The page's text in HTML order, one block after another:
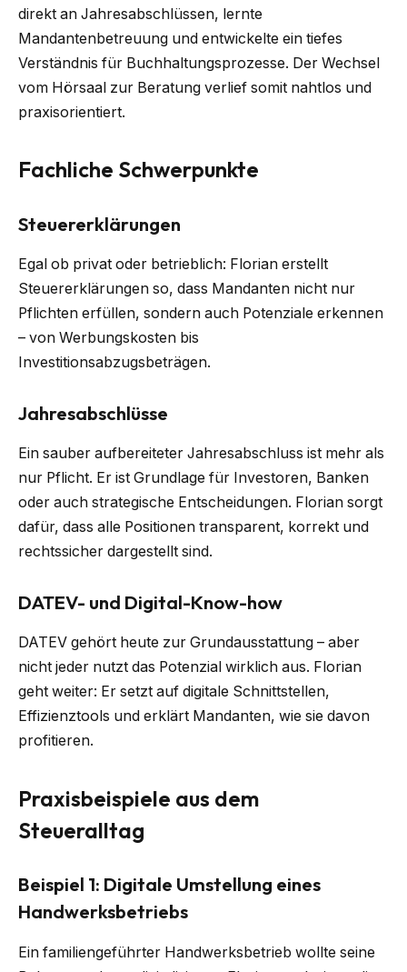
direkt an Jahresabschlüssen, lernte
Mandantenbetreuung und entwickelte ein tiefes
Verständnis für Buchhaltungsprozesse. Der Wechsel
vom Hörsaal zur Beratung verlief somit nahtlos und
praxisorientiert.
Fachliche Schwerpunkte
Steuererklärungen
Egal ob privat oder betrieblich: Florian erstellt
Steuererklärungen so, dass Mandanten nicht nur
Pflichten erfüllen, sondern auch Potenziale erkennen
– von Werbungskosten bis
Investitionsabzugsbeträgen.
Jahresabschlüsse
Ein sauber aufbereiteter Jahresabschluss ist mehr als
nur Pflicht. Er ist Grundlage für Investoren, Banken
oder auch strategische Entscheidungen. Florian sorgt
dafür, dass alle Positionen transparent, korrekt und
rechtssicher dargestellt sind.
DATEV- und Digital-Know-how
DATEV gehört heute zur Grundausstattung – aber
nicht jeder nutzt das Potenzial wirklich aus. Florian
geht weiter: Er setzt auf digitale Schnittstellen,
Effizienztools und erklärt Mandanten, wie sie davon
profitieren.
Praxisbeispiele aus dem
Steueralltag
Beispiel 1: Digitale Umstellung eines
Handwerksbetriebs
Ein familiengeführter Handwerksbetrieb wollte seine